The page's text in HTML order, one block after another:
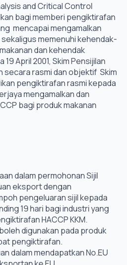
and Critical Control
bagi memberi pengiktirafan
mencapai mengamalkan
memenuhi kehendak-
dan kehendak
April 2001, Skim Pensijilan
secara rasmi dan objektif Skim
pengiktirafan rasmi kepada
mengamalkan dan
bagi produk makanan
dalam permohonan Sijil
eksport dengan
pengeluaran sijil kepada
19 hari bagi industri yang
HACCP KKM.
digunakan pada produk
pengiktirafan.
dalam mendapatkan No.EU